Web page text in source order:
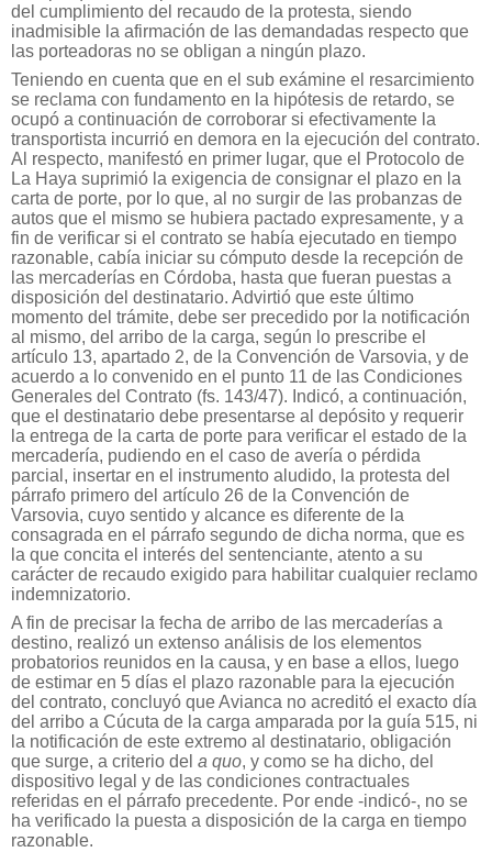
del cumplimiento del recaudo de la protesta, siendo
inadmisible la afirmación de las demandadas respecto que
las porteadoras no se obligan a ningún plazo.
Teniendo en cuenta que en el sub exámine el resarcimiento
se reclama con fundamento en la hipótesis de retardo, se
ocupó a continuación de corroborar si efectivamente la
transportista incurrió en demora en la ejecución del contrato.
Al respecto, manifestó en primer lugar, que el Protocolo de
La Haya suprimió la exigencia de consignar el plazo en la
carta de porte, por lo que, al no surgir de las probanzas de
autos que el mismo se hubiera pactado expresamente, y a
fin de verificar si el contrato se había ejecutado en tiempo
razonable, cabía iniciar su cómputo desde la recepción de
las mercaderías en Córdoba, hasta que fueran puestas a
disposición del destinatario. Advirtió que este último
momento del trámite, debe ser precedido por la notificación
al mismo, del arribo de la carga, según lo prescribe el
artículo 13, apartado 2, de la Convención de Varsovia, y de
acuerdo a lo convenido en el punto 11 de las Condiciones
Generales del Contrato (fs. 143/47). Indicó, a continuación,
que el destinatario debe presentarse al depósito y requerir
la entrega de la carta de porte para verificar el estado de la
mercadería, pudiendo en el caso de avería o pérdida
parcial, insertar en el instrumento aludido, la protesta del
párrafo primero del artículo 26 de la Convención de
Varsovia, cuyo sentido y alcance es diferente de la
consagrada en el párrafo segundo de dicha norma, que es
la que concita el interés del sentenciante, atento a su
carácter de recaudo exigido para habilitar cualquier reclamo
indemnizatorio.
A fin de precisar la fecha de arribo de las mercaderías a
destino, realizó un extenso análisis de los elementos
probatorios reunidos en la causa, y en base a ellos, luego
de estimar en 5 días el plazo razonable para la ejecución
del contrato, concluyó que Avianca no acreditó el exacto día
del arribo a Cúcuta de la carga amparada por la guía 515, ni
la notificación de este extremo al destinatario, obligación
que surge, a criterio del a quo, y como se ha dicho, del
dispositivo legal y de las condiciones contractuales
referidas en el párrafo precedente. Por ende -indicó-, no se
ha verificado la puesta a disposición de la carga en tiempo
razonable.